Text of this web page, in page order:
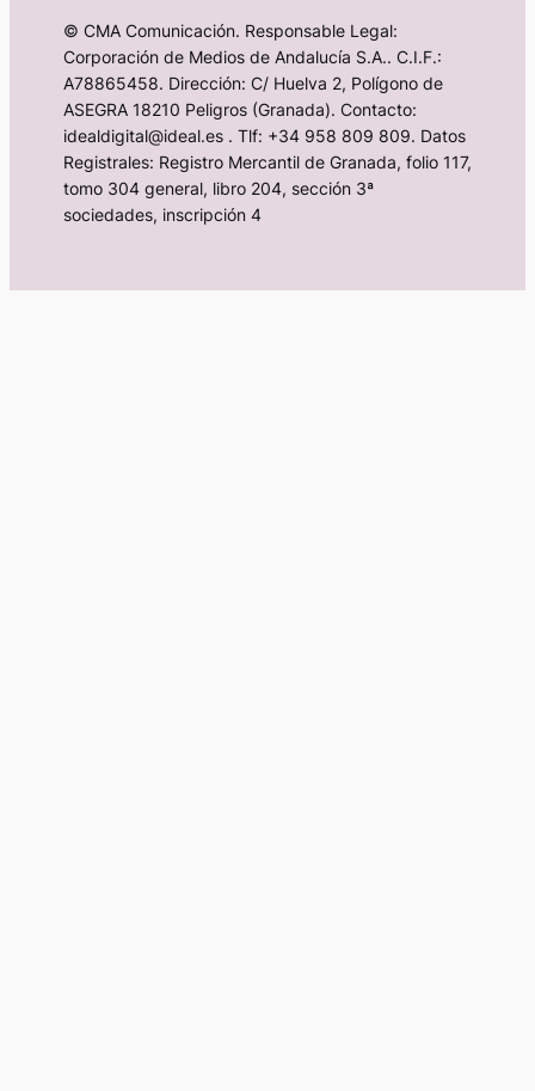
© CMA Comunicación. Responsable Legal:
Corporación de Medios de Andalucía S.A.. C.I.F.:
A78865458. Dirección: C/ Huelva 2, Polígono de
ASEGRA 18210 Peligros (Granada). Contacto:
idealdigital@ideal.es . Tlf: +34 958 809 809. Datos
Registrales: Registro Mercantil de Granada, folio 117,
tomo 304 general, libro 204, sección 3ª
sociedades, inscripción 4